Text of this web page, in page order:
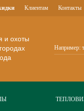
и охоты
Клиентам Контакты